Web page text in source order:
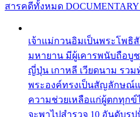
สารคดีทั้งหมด
เจ้าแม่กวนอิมเป็นพระโพธิ
มหายาน มีผู้เคารพนับถือบู
ญี่ปุ่น เกาหลี เวียดนาม รวม
พระองค์ทรงเป็นสัญลักษณ์
ความช่วยเหลือแก่ผู้ตกทุกข์
จะพาไปสำรวจ 10 อันดับรู